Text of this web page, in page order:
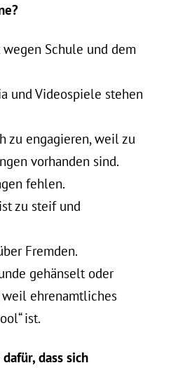
Schule und dem
und Videospiele stehen
zu engagieren, weil zu
vorhanden sind.
fehlen.
zu steif und
Fremden.
gehänselt oder
ehrenamtliches
ist.
dass sich